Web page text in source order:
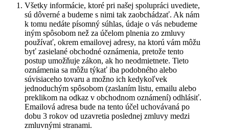
Všetky informácie, ktoré pri našej spolupráci uvediete,
sú dôverné a budeme s nimi tak zaobchádzať. Ak nám
k tomu nedáte písomný súhlas, údaje o vás nebudeme
iným spôsobom než za účelom plnenia zo zmluvy
používať, okrem emailovej adresy, na ktorú vám môžu
byť zasielané obchodné oznámenia, pretože tento
postup umožňuje zákon, ak ho neodmietnete. Tieto
oznámenia sa môžu týkať iba podobného alebo
súvisiaceho tovaru a možno ich kedykoľvek
jednoduchým spôsobom (zaslaním listu, emailu alebo
preklikom na odkaz v obchodnom oznámení) odhlásiť.
Emailová adresa bude na tento účel uchovávaná po
dobu 3 rokov od uzavretia poslednej zmluvy medzi
zmluvnými stranami.